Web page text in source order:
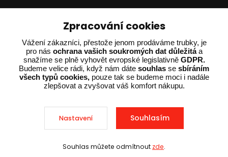
Sleva při nákupu nad 10 000 Kč
Ing. Adam Dvořák
+420 602 234 254
(Po-Pá 8:00 - 15:00)
potrebujiporadit@dvorak-karlik.cz
2025 © Dvorak-Karlik.cz – Všechna práva vyhrazena. Design od
EmpireDesign
nakódovalOndřejDvořák.com
Zpracování cookies
Vážení zákazníci, přestože jenom prodáváme trubky, je
pro nás ochrana vašich soukromých dat důležitáa
snažíme se plně vyhovět evropské legislativně GDPR.
Budeme velice rádi, když nám dáte souhlas se sbíráním
všech typů cookies,pouze tak se budeme moci i nadále
zlepšovat a zvyšovat váš komfort nákupu.
Nastavení Souhlasím
Souhlas můžete odmítnout zde.